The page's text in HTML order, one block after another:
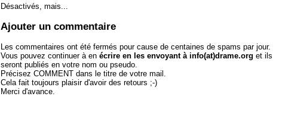
Désactivés, mais...
Ajouter un commentaire
Les commentaires ont été fermés pour cause de centaines de spams par jour.
Vous pouvez continuer à en écrire en les envoyant à info(at)drame.org et ils
seront publiés en votre nom ou pseudo.
Précisez COMMENT dans le titre de votre mail.
Cela fait toujours plaisir d'avoir des retours ;-)
Merci d'avance.